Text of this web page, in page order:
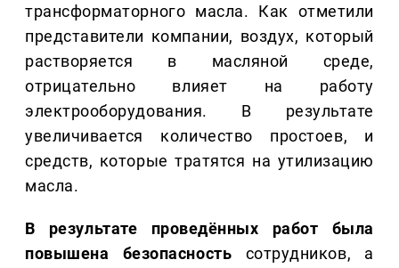
трансформаторного масла. Как отметили
представители компании, воздух, который
растворяется в масляной среде,
отрицательно влияет на работу
электрооборудования. В результате
увеличивается количество простоев, и
средств, которые тратятся на утилизацию
масла.
В результате проведённых работ была
повышена безопасность сотрудников, а